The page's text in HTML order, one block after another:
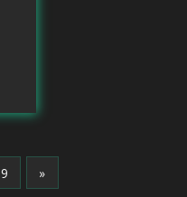
9 »
Nasledujúca